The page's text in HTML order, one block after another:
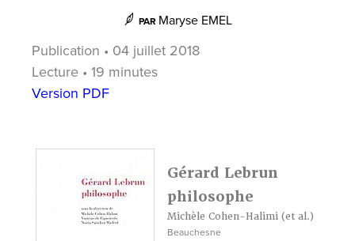
PAR Maryse EMEL
Publication • 04 juillet 2018
Lecture • 19 minutes
Version PDF
Gérard Lebrun
philosophe
Michèle Cohen-Halimi(et al.)
Beauchesne